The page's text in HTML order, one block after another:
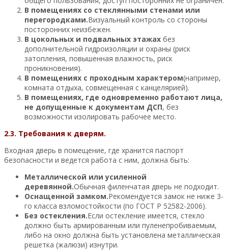
В помещениях со стеклянными стенами или
перегородками.Визуальный контроль со стороны
посторонних неизбежен.
В цокольных и подвальных этажах без
дополнительной гидроизоляции и охраны (риск
затопления, повышенная влажность, риск
проникновения).
В помещениях с проходным характером(например,
комната отдыха, совмещенная с канцелярией).
В помещениях, где одновременно работают лица,
не допущенные к документам ДСП, без
возможности изолировать рабочее место.
2.3. Требования к дверям.
Входная дверь в помещение, где хранится паспорт
безопасности и ведется работа с ним, должна быть:
Металлической или усиленной
деревянной.Обычная филенчатая дверь не подходит.
Оснащенной замком.Рекомендуется замок не ниже 3-
го класса взломостойкости (по ГОСТ Р 52582-2006).
Без остекления.Если остекление имеется, стекло
должно быть армированным или пуленепробиваемым,
либо на окно должна быть установлена металлическая
решетка (жалюзи) изнутри.